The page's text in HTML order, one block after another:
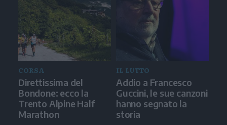
CORSA
Direttissima del
Bondone: ecco la
Trento Alpine Half
Marathon
IL LUTTO
Addio a Francesco
Guccini, le sue canzoni
hanno segnato la
storia